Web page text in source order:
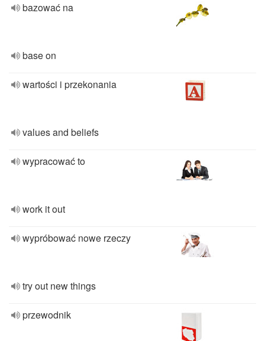
bazować na
base on
wartości i przekonania
values and beliefs
wypracować to
work it out
wypróbować nowe rzeczy
try out new things
przewodnik